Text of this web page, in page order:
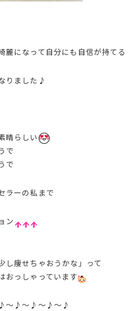
麗になって自分にも自信が持てる
りました♪
晴らしい
で
で
ラーの私まで
ン
し痩せちゃおうかな」って
おっしゃっています
～♪～♪～♪～♪